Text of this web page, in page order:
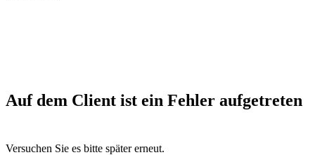
Auf dem Client ist ein Fehler aufgetreten
Versuchen Sie es bitte später erneut.